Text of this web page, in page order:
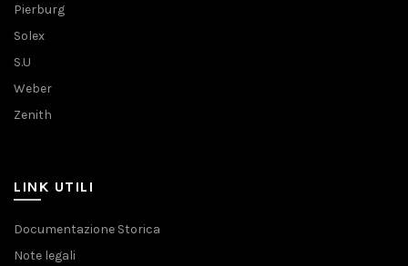
Pierburg
Solex
S.U
Weber
Zenith
LINK UTILI
Documentazione Storica
Note legali